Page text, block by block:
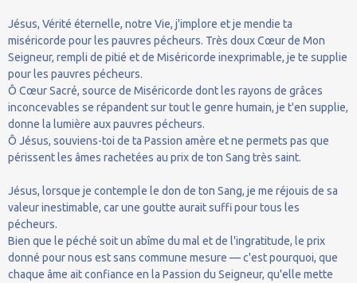
Jésus, Vérité éternelle, notre Vie, j'implore et je mendie ta
miséricorde pour les pauvres pécheurs. Très doux Cœur de Mon
Seigneur, rempli de pitié et de Miséricorde inexprimable, je te supplie
pour les pauvres pécheurs.
Ô Cœur Sacré, source de Miséricorde dont les rayons de grâces
inconcevables se répandent sur tout le genre humain, je t'en supplie,
donne la lumière aux pauvres pécheurs.
Ô Jésus, souviens-toi de ta Passion amère et ne permets pas que
périssent les âmes rachetées au prix de ton Sang très saint.
Jésus, lorsque je contemple le don de ton Sang, je me réjouis de sa
valeur inestimable, car une goutte aurait suffi pour tous les
pécheurs.
Bien que le péché soit un abîme du mal et de l'ingratitude, le prix
donné pour nous est sans commune mesure — c'est pourquoi, que
chaque âme ait confiance en la Passion du Seigneur, qu'elle mette